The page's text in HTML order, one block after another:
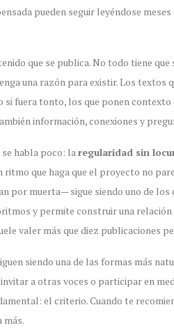
pueden seguir leyéndose
que se publica. No todo tiene
una razón para existir. Los textos
fuera tonto, los que ponen contexto
información, conexiones y
habla poco: laregularidad sin
que haga que el proyecto no
por muerta— sigue siendo uno de
y permite construir una
valer más que diez publicaciones
siendo una de las formas más
a otras voces o participar en
el criterio. Cuando te
más.